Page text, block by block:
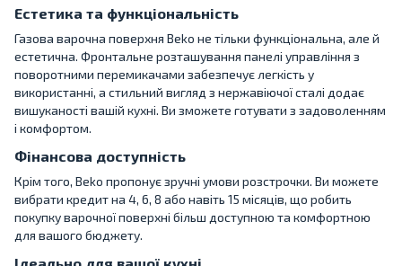
Естетика та функціональність
Газова варочна поверхня Beko не тільки функціональна, але й
естетична. Фронтальне розташування панелі управління з
поворотними перемикачами забезпечує легкість у
використанні, а стильний вигляд з нержавіючої сталі додає
вишуканості вашій кухні. Ви зможете готувати з задоволенням
і комфортом.
Фінансова доступність
Крім того, Beko пропонує зручні умови розстрочки. Ви можете
вибрати кредит на 4, 6, 8 або навіть 15 місяців, що робить
покупку варочної поверхні більш доступною та комфортною
для вашого бюджету.